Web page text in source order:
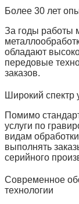
Более 30 лет
За годы работы
обладают
передовые
заказов.
Широкий спектр
Помимо
услуги по
видам
выполнять
серийного
Современное
технологии